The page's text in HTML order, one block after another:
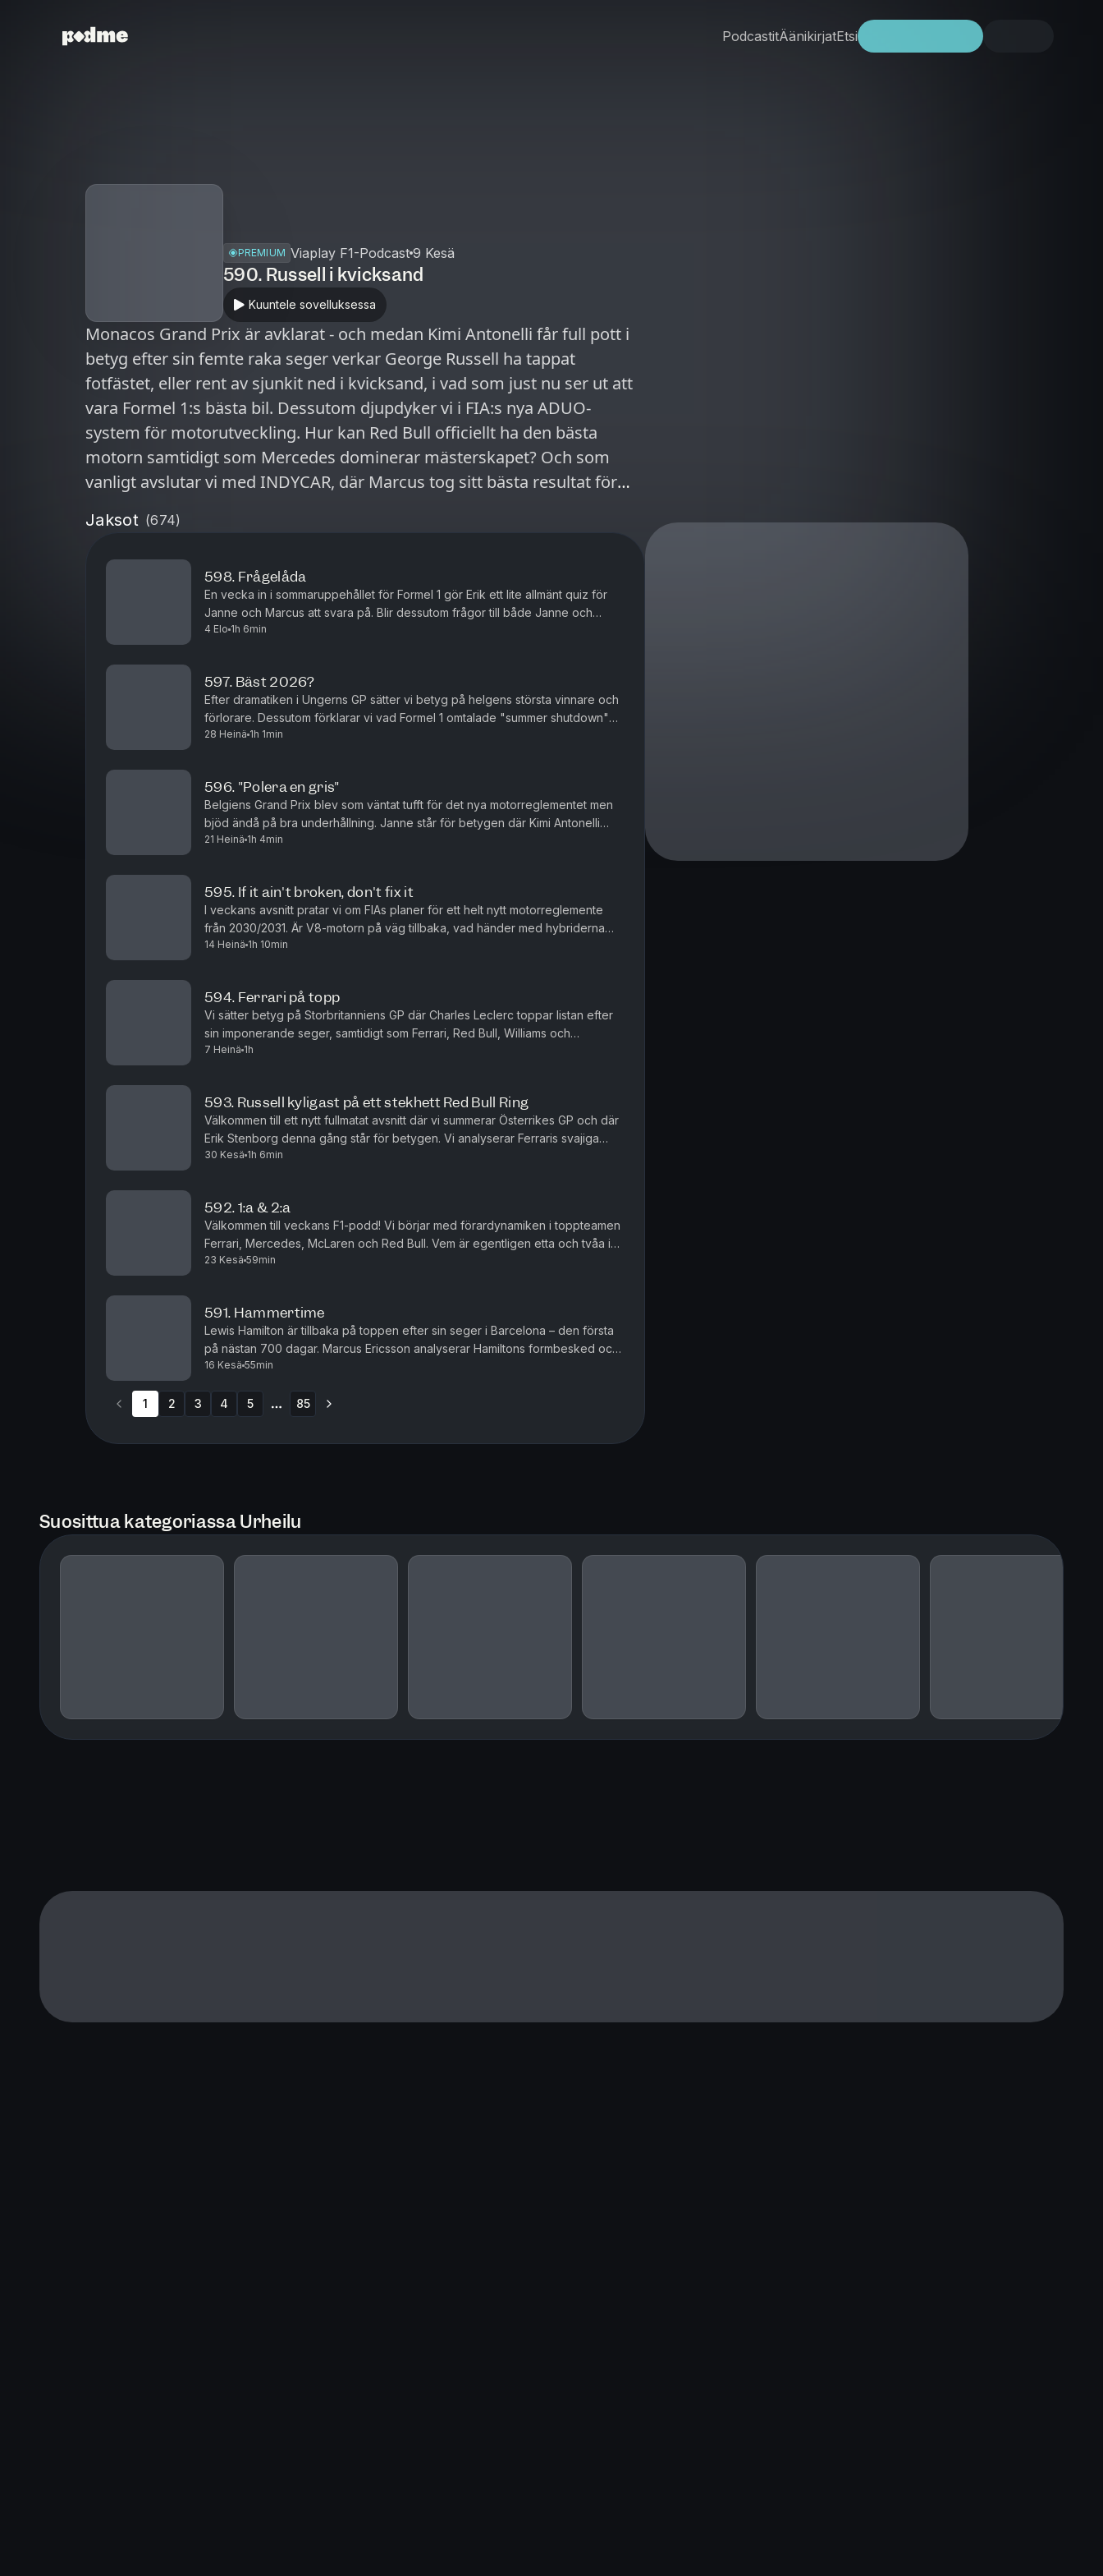
PodcastitÄänikirjatEtsi
PREMIUM Viaplay F1-Podcast 9 Kesä
590. Russell i kvicksand
Kuuntele sovelluksessa
Monacos Grand Prix är avklarat - och medan Kimi Antonelli får full pott i
betyg efter sin femte raka seger verkar George Russell ha tappat
fotfästet, eller rent av sjunkit ned i kvicksand, i vad som just nu ser ut att
vara Formel 1:s bästa bil. Dessutom djupdyker vi i FIA:s nya ADUO-
system för motorutveckling. Hur kan Red Bull officiellt ha den bästa
motorn samtidigt som Mercedes dominerar mästerskapet? Och som
vanligt avslutar vi med INDYCAR, där Marcus tog sitt bästa resultat för
Jaksot (674)
598. Frågelåda
En vecka in i sommaruppehållet för Formel 1 gör Erik ett lite allmänt quiz för
Janne och Marcus att svara på. Blir dessutom frågor till både Janne och
Marcus av lite mer personlig natur. De hinner äve...
4 Elo 1h 6min
597. Bäst 2026?
Efter dramatiken i Ungerns GP sätter vi betyg på helgens största vinnare och
förlorare. Dessutom förklarar vi vad Formel 1 omtalade "summer shutdown"
egentligen innebär – varför hela utvecklingsarbete...
28 Heinä 1h 1min
596. "Polera en gris"
Belgiens Grand Prix blev som väntat tufft för det nya motorreglementet men
bjöd ändå på bra underhållning. Janne står för betygen där Kimi Antonelli
som väntat får högt sådant. Vidare blickar vi framå...
21 Heinä 1h 4min
595. If it ain't broken, don't fix it
I veckans avsnitt pratar vi om FIAs planer för ett helt nytt motorreglemente
från 2030/2031. Är V8-motorn på väg tillbaka, vad händer med hybriderna
och kan tankning göra comeback i Formel 1? Vi går i...
14 Heinä 1h 10min
594. Ferrari på topp
Vi sätter betyg på Storbritanniens GP där Charles Leclerc toppar listan efter
sin imponerande seger, samtidigt som Ferrari, Red Bull, Williams och
tävlingsledningen hamnar i fokus efter en händelserik...
7 Heinä 1h
593. Russell kyligast på ett stekhett Red Bull Ring
Välkommen till ett nytt fullmatat avsnitt där vi summerar Österrikes GP och där
Erik Stenborg denna gång står för betygen. Vi analyserar Ferraris svajiga
form, Russells viktiga seger, Red Bulls uppgra...
30 Kesä 1h 6min
592. 1:a & 2:a
Välkommen till veckans F1-podd! Vi börjar med förardynamiken i toppteamen
Ferrari, Mercedes, McLaren och Red Bull. Vem är egentligen etta och tvåa i
respektive team, har rollerna förändrats under säs...
23 Kesä 59min
591. Hammertime
Lewis Hamilton är tillbaka på toppen efter sin seger i Barcelona – den första
på nästan 700 dagar. Marcus Ericsson analyserar Hamiltons formbesked och
delar ut sina betyg efter helgens Formel 1-lopp, ...
16 Kesä 55min
1 2 3 4 5 85
Suosittua kategoriassa Urheilu